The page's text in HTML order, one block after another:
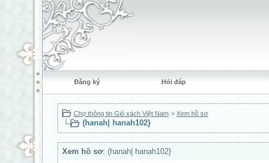
Đăng ký Hỏi đáp
Chợ thông tin Giỏ xách Việt Nam > Xem hồ sơ
(hanah| hanah102}
Xem hồ sơ: (hanah| hanah102}